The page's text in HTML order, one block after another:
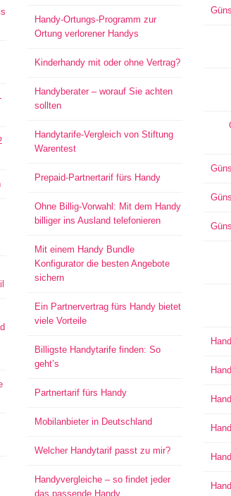
Handy-Ortungs-Programm zur
Ortung verlorener Handys
Kinderhandy mit oder ohne Vertrag?
Handyberater – worauf Sie achten
sollten
Handytarife-Vergleich von Stiftung
Warentest
Prepaid-Partnertarif fürs Handy
Ohne Billig-Vorwahl: Mit dem Handy
billiger ins Ausland telefonieren
Mit einem Handy Bundle
Konfigurator die besten Angebote
sichern
Ein Partnervertrag fürs Handy bietet
viele Vorteile
Billigste Handytarife finden: So
geht’s
Partnertarif fürs Handy
Mobilanbieter in Deutschland
Welcher Handytarif passt zu mir?
Handyvergleiche – so findet jeder
das passende Handy